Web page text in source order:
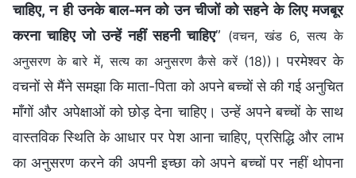
चाहिए, न ही उनके बाल-मन को उन चीजों को सहने के लिए मजबूर
करना चाहिए जो उन्हें नहीं सहनी चाहिए” (वचन, खंड 6, सत्य के
अनुसरण के बारे में, सत्य का अनुसरण कैसे करें (18)) । परमेश्वर के
वचनों से मैंने समझा कि माता-पिता को अपने बच्चों से की गई अनुचित
माँगों और अपेक्षाओं को छोड़ देना चाहिए। उन्हें अपने बच्चों के साथ
वास्तविक स्थिति के आधार पर पेश आना चाहिए, प्रसिद्धि और लाभ
का अनुसरण करने की अपनी इच्छा को अपने बच्चों पर नहीं थोपना